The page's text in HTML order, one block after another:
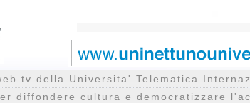
tv della Universita' Telematica
diffondere cultura e democratizzare